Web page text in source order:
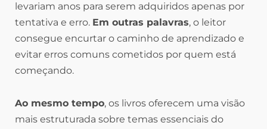
levariam anos para serem adquiridos apenas por
tentativa e erro. Em outras palavras, o leitor
consegue encurtar o caminho de aprendizado e
evitar erros comuns cometidos por quem está
começando.
Ao mesmo tempo, os livros oferecem uma visão
mais estruturada sobre temas essenciais do